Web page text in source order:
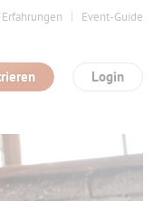
Erfahrungen Event-Guide
Login